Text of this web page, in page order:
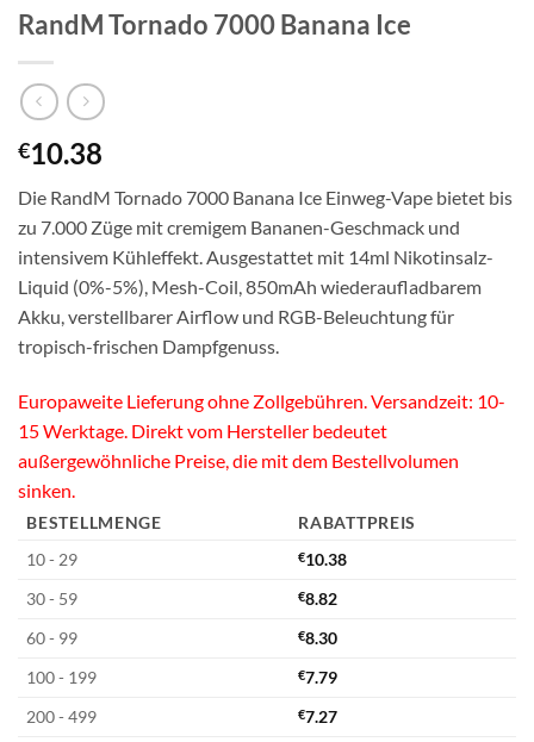
RandM Tornado 7000 Banana Ice
€10.38
Die RandM Tornado 7000 Banana Ice Einweg-Vape bietet bis
zu 7.000 Züge mit cremigem Bananen-Geschmack und
intensivem Kühleffekt. Ausgestattet mit 14ml Nikotinsalz-
Liquid (0%-5%), Mesh-Coil, 850mAh wiederaufladbarem
Akku, verstellbarer Airflow und RGB-Beleuchtung für
tropisch-frischen Dampfgenuss.
Europaweite Lieferung ohne Zollgebühren. Versandzeit: 10-
15 Werktage. Direkt vom Hersteller bedeutet
außergewöhnliche Preise, die mit dem Bestellvolumen
sinken.
BESTELLMENGE
RABATTPREIS
10 - 29
€10.38
30 - 59
€8.82
60 - 99
€8.30
100 - 199
€7.79
200 - 499
€7.27